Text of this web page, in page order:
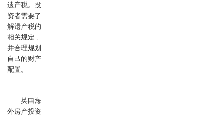
遗产税。投
资者需要了
解遗产税的
相关规定，
并合理规划
自己的财产
配置。
英国海
外房产投资